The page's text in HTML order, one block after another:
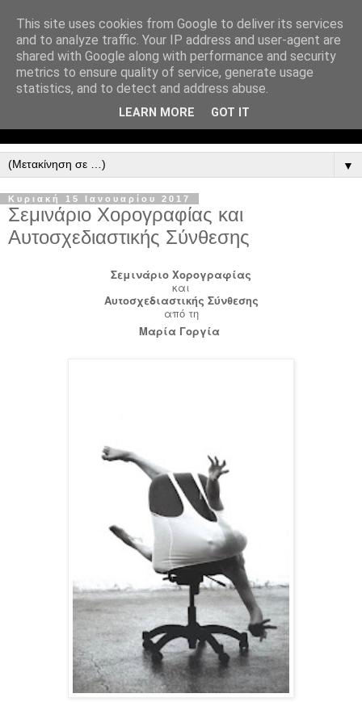
▼
Κυριακή 15 Ιανουαρίου 2017
Σεμινάριο Χορογραφίας και
Αυτοσχεδιαστικής Σύνθεσης
Σεμινάριο Χορογραφίας
και
Αυτοσχεδιαστικής Σύνθεσης
από τη
Μαρία Γοργία
This site uses cookies from Google to deliver its services
and to analyze traffic. Your IP address and user-agent are
shared with Google along with performance and security
metrics to ensure quality of service, generate usage
statistics, and to detect and address abuse.
LEARN MORE GOT IT